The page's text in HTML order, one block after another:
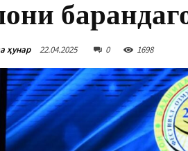
ҳунар 22.04.2025 0 1698